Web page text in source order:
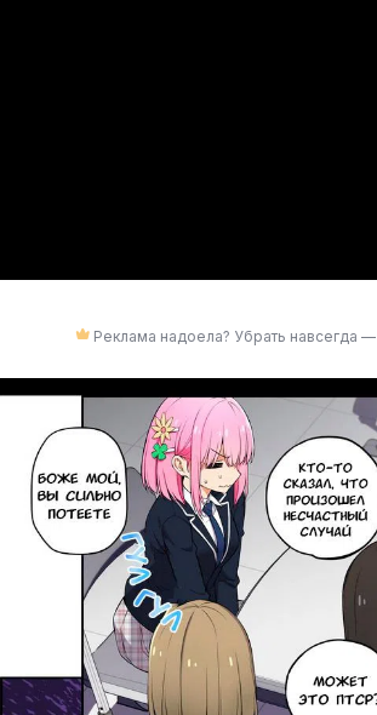
Реклама надоела? Убрать навсегда —